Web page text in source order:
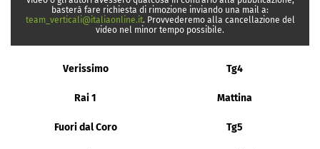
basterà fare richiesta di rimozione inviando una mail a:
team_verticali@italiaonline.it. Provvederemo alla cancellazione del
video nel minor tempo possibile.
Verissimo Tg4
Rai 1 Mattina
Fuori dal Coro Tg5